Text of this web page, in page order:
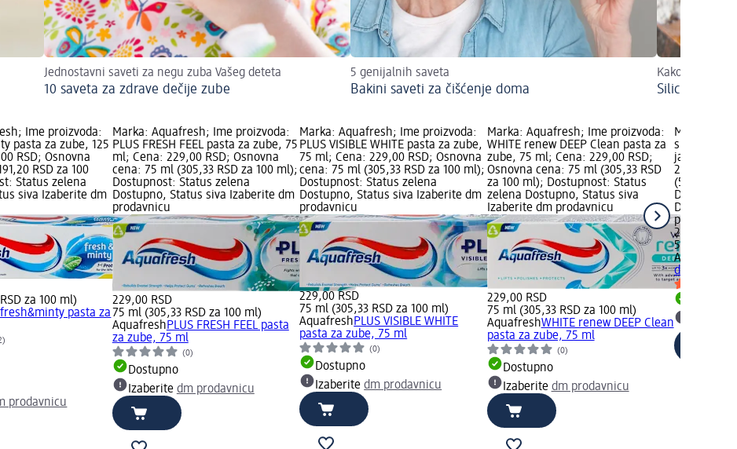
Jednostavni saveti za negu zuba Vašeg deteta
10 saveta za zdrave dečije zube
5 genijalnih saveta
Bakini saveti za čišćenje doma
Kako se koristi?
Silicijum za
Ime proizvoda:
pasta za zube, 125
RSD; Osnovna
RSD za 100
Status zelena
siva Izaberite dm
za 100 ml)
fresh&minty pasta za
prodavnicu
Marka: Aquafresh; Ime proizvoda:
PLUS FRESH FEEL pasta za zube, 75
ml; Cena: 229,00 RSD; Osnovna
cena: 75 ml (305,33 RSD za 100 ml);
Dostupnost: Status zelena
Dostupno, Status siva Izaberite dm
prodavnicu
229,00 RSD
75 ml (305,33 RSD za 100 ml)
AquafreshPLUS FRESH FEEL pasta
za zube, 75 ml
(0)
Dostupno
Izaberite dm prodavnicu
Marka: Aquafresh; Ime proizvoda:
PLUS VISIBLE WHITE pasta za zube,
75 ml; Cena: 229,00 RSD; Osnovna
cena: 75 ml (305,33 RSD za 100 ml);
Dostupnost: Status zelena
Dostupno, Status siva Izaberite dm
prodavnicu
229,00 RSD
75 ml (305,33 RSD za 100 ml)
AquafreshPLUS VISIBLE WHITE
pasta za zube, 75 ml
(0)
Dostupno
Izaberitedm prodavnicu
Marka: Aquafresh; Ime proizvoda:
WHITE renew DEEP Clean pasta za
zube, 75 ml; Cena: 229,00 RSD;
Osnovna cena: 75 ml (305,33 RSD
za 100 ml); Dostupnost: Status
zelena Dostupno, Status siva
Izaberite dm prodavnicu
229,00 RSD
75 ml (305,33 RSD za 100 ml)
AquafreshWHITE renew DEEP Clean
pasta za zube, 75 ml
(0)
Dostupno
Izaberite dm prodavnicu
Marka:
splash
jagoda, 3-8
299,00
(598,00
Dostupno,
prodavnicu
299,00 RSD
50 ml
Aquafresh
decu -